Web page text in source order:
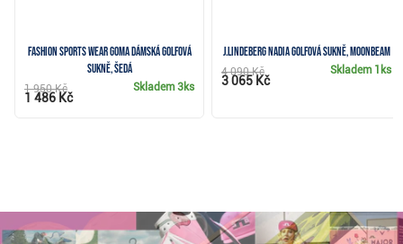
Fashion Sports Wear Goma dámská golfová
sukně, šedá
Skladem3ks
1 950 Kč
1 486 Kč
J.Lindeberg Nadia golfová sukně, moonbeam
Skladem 1ks
4 090 Kč
3 065 Kč